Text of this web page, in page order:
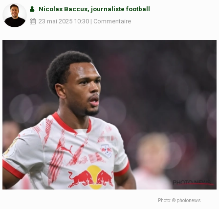
Nicolas Baccus, journaliste football
23 mai 2025 10:30 | Commentaire
Photo: © photonews